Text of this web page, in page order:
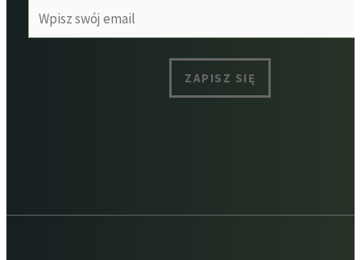
ZAPISZ SIĘ